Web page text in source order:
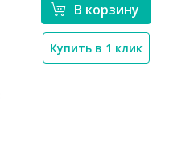
В корзину
Купить в 1 клик